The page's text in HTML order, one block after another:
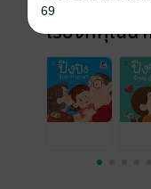
เรื่องที่คุณน่า
69